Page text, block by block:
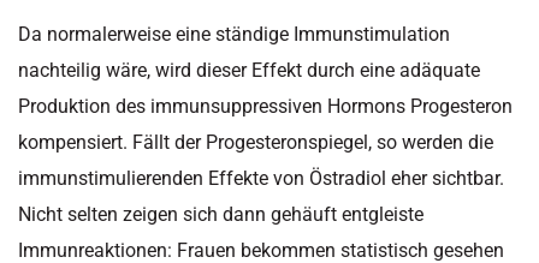
Da normalerweise eine ständige Immunstimulation
nachteilig wäre, wird dieser Effekt durch eine adäquate
Produktion des immunsuppressiven Hormons Progesteron
kompensiert. Fällt der Progesteronspiegel, so werden die
immunstimulierenden Effekte von Östradiol eher sichtbar.
Nicht selten zeigen sich dann gehäuft entgleiste
Immunreaktionen: Frauen bekommen statistisch gesehen